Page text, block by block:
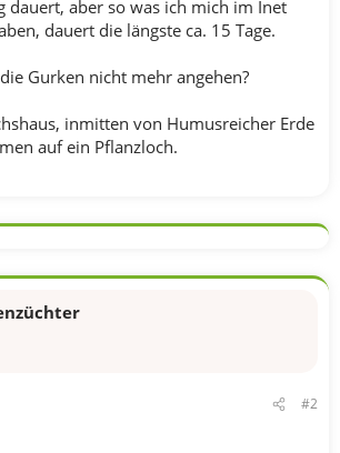
dauert, aber so was ich mich im Inet
dauert die längste ca. 15 Tage.
Gurken nicht mehr angehen?
inmitten von Humusreicher Erde
auf ein Pflanzloch.
#2